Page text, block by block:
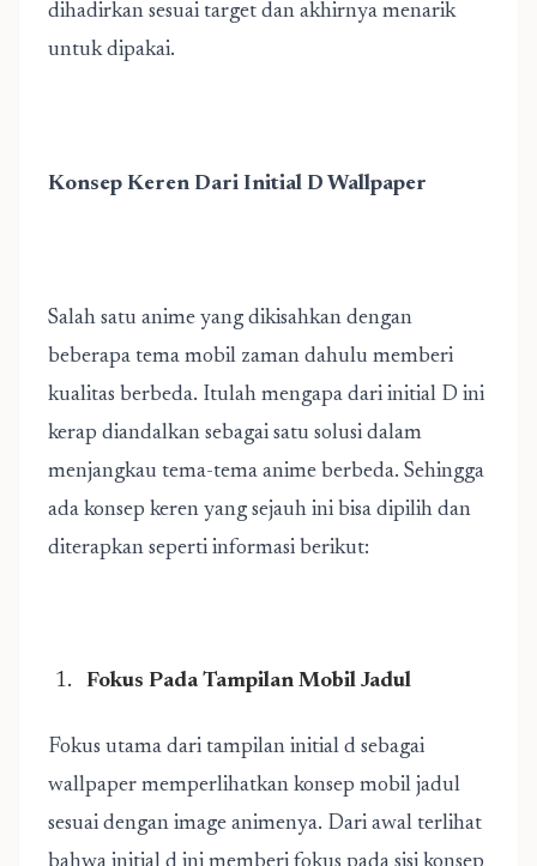
dihadirkan sesuai target dan akhirnya menarik
untuk dipakai.
Konsep Keren Dari Initial D Wallpaper
Salah satu anime yang dikisahkan dengan
beberapa tema mobil zaman dahulu memberi
kualitas berbeda. Itulah mengapa dari initial D ini
kerap diandalkan sebagai satu solusi dalam
menjangkau tema-tema anime berbeda. Sehingga
ada konsep keren yang sejauh ini bisa dipilih dan
diterapkan seperti informasi berikut:
Fokus Pada Tampilan Mobil Jadul
Fokus utama dari tampilan initial d sebagai
wallpaper memperlihatkan konsep mobil jadul
sesuai dengan image animenya. Dari awal terlihat